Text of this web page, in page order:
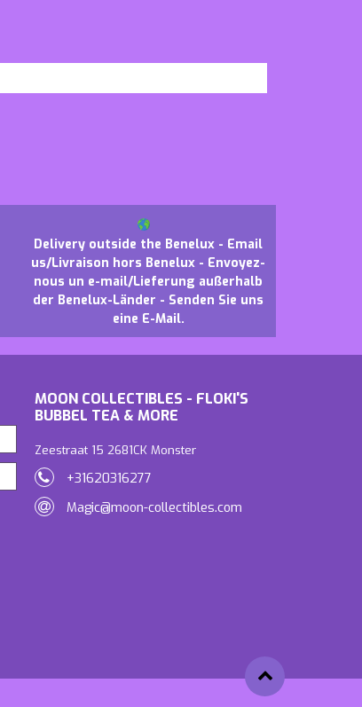
Delivery outside the Benelux - Email
us/Livraison hors Benelux - Envoyez-
nous un e-mail/Lieferung außerhalb
der Benelux-Länder - Senden Sie uns
eine E-Mail.
MOON COLLECTIBLES - FLOKI'S
BUBBEL TEA & MORE
Zeestraat 15 2681CK Monster
+31620316277
Magic@moon-collectibles.com